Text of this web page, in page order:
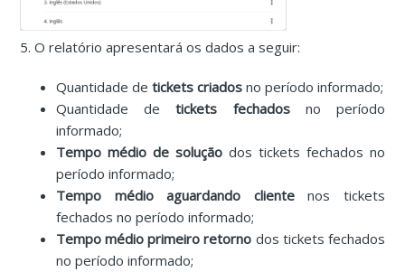
5. O relatório apresentará os dados a seguir:
Quantidade detickets criados no período informado;
Quantidade detickets fechadosno período
informado;
Tempo médio de solução dos tickets fechados no
período informado;
Tempo médio aguardando clientenos tickets
fechados no período informado;
Tempo médio primeiro retorno dos tickets fechados
no período informado;